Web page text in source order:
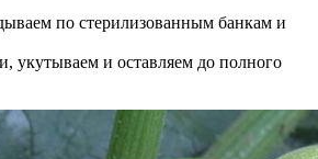
по стерилизованным банкам и
укутываем и оставляем до полного